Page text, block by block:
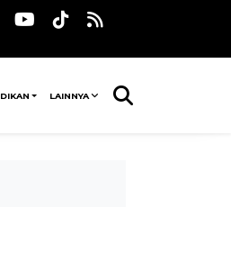
LAINNYA